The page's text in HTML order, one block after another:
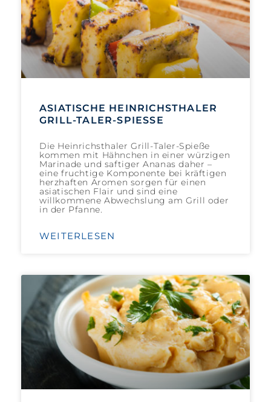
ASIATISCHE HEINRICHSTHALER
GRILL-TALER-SPIESSE
Die Heinrichsthaler Grill-Taler-Spieße
kommen mit Hähnchen in einer würzigen
Marinade und saftiger Ananas daher –
eine fruchtige Komponente bei kräftigen
herzhaften Aromen sorgen für einen
asiatischen Flair und sind eine
willkommene Abwechslung am Grill oder
in der Pfanne.
WEITERLESEN